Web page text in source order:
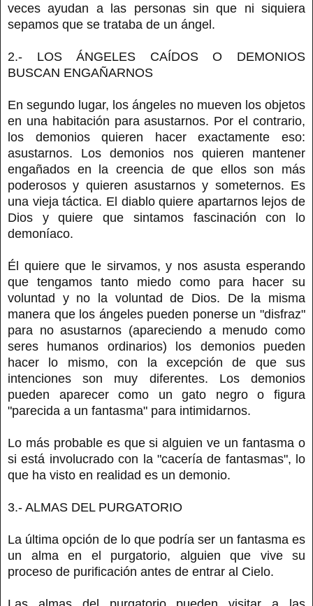
veces ayudan a las personas sin que ni siquiera
sepamos que se trataba de un ángel.
2.- LOS ÁNGELES CAÍDOS O DEMONIOS
BUSCAN ENGAÑARNOS
En segundo lugar, los ángeles no mueven los objetos
en una habitación para asustarnos. Por el contrario,
los demonios quieren hacer exactamente eso:
asustarnos. Los demonios nos quieren mantener
engañados en la creencia de que ellos son más
poderosos y quieren asustarnos y someternos. Es
una vieja táctica. El diablo quiere apartarnos lejos de
Dios y quiere que sintamos fascinación con lo
demoníaco.
Él quiere que le sirvamos, y nos asusta esperando
que tengamos tanto miedo como para hacer su
voluntad y no la voluntad de Dios. De la misma
manera que los ángeles pueden ponerse un "disfraz"
para no asustarnos (apareciendo a menudo como
seres humanos ordinarios) los demonios pueden
hacer lo mismo, con la excepción de que sus
intenciones son muy diferentes. Los demonios
pueden aparecer como un gato negro o figura
"parecida a un fantasma" para intimidarnos.
Lo más probable es que si alguien ve un fantasma o
si está involucrado con la "cacería de fantasmas", lo
que ha visto en realidad es un demonio.
3.- ALMAS DEL PURGATORIO
La última opción de lo que podría ser un fantasma es
un alma en el purgatorio, alguien que vive su
proceso de purificación antes de entrar al Cielo.